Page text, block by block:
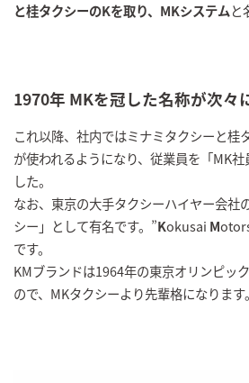
と桂タクシーのKを取り、MKシステムと
1970年 MKを冠した名称が次々
これ以降、社内ではミナミタクシーと桂
が使われるようになり、従業員を「MK
した。
なお、東京の大手タクシーハイヤー会社
シー」として有名です。”Kokusai M
です。
KMブランドは1964年の東京オリンピッ
ので、MKタクシーより先輩格になります。